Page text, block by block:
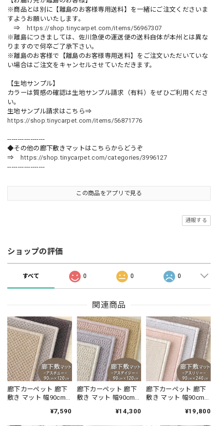
※商品とは別に【離島のお客様専用送料】を一緒にご注文くださいま
すようお願いいたします。
⇒
https://shop.tinycarpet.com/items/56967307
※離島につきましては、佐川急便の運送便の送料自体が本州とは異な
りますので何卒ご了承下さい。
※離島のお客様で【離島のお客様専用送料】をご注文いただいていな
い場合はご注文をキャンセルさせていただきます。
【生地サンプル】
カラーは質感の確認は生地サンプル請求（有料）をぜひご利用くださ
い。
生地サンプル請求はこちら⇒
https://shop.tinycarpet.com/items/56871776
------------------
◆その他の廊下敷きマットはこちらからどうぞ
⇒
https://shop.tinycarpet.com/categories/3996127
------------------
この商品をアプリで見る
通報する
ショップの評価
すべて 0 0 0
関連商品
廊下カーペット 廊下
敷き マット 幅90cm×
く遊び毛出にくい素
¥7,590
廊下カーペット 廊下
敷き マット 幅90cm×
ーズ カーペット「消
¥14,300
廊下カーペット 廊下
敷き マット 幅90cm×
ーズ カーペット「消
¥19,800